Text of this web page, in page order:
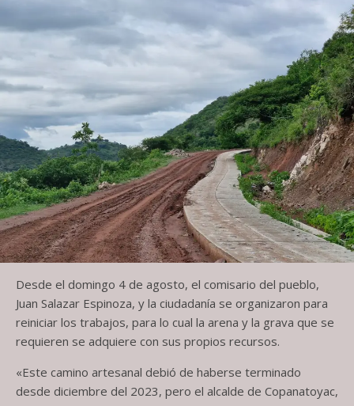
Desde el domingo 4 de agosto, el comisario del pueblo,
Juan Salazar Espinoza, y la ciudadanía se organizaron para
reiniciar los trabajos, para lo cual la arena y la grava que se
requieren se adquiere con sus propios recursos.
«Este camino artesanal debió de haberse terminado
desde diciembre del 2023, pero el alcalde de Copanatoyac,